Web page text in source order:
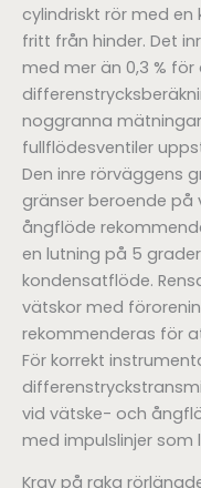
cylindriskt rör med
fritt från hinder. Det
med mer än 0,3 %
noggranna
fullflödesventiler
Den inre rörväggens
gränser beroende på
ångflöde
en lutning på 5
kondensatflöde.
vätskor med
rekommenderas för
För korrekt
vid vätske- och
med impulslinjer
Krav på raka